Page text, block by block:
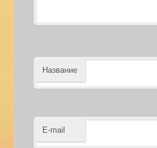
Название
E-mail